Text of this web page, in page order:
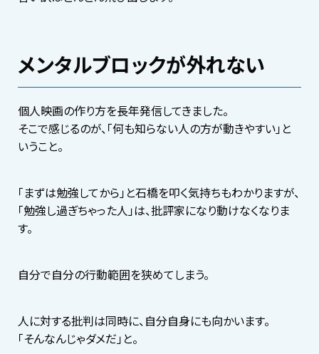
メンタルブロックが外れない
個人映画の作り方を長年発信してきました。
そこで感じるのが、「何も知らない人の方が動きやすい」と
いうこと。
「まずは勉強してから」と石橋を叩く気持ちもわかりますが、
「勉強し過ぎちゃった人」は、批評家になり動けなくなりま
す。
自分で自分の行動範囲を狭めてしまう。
人に対する批判は同時に、自分自身にも向かいます。
「そんなんじゃダメだ」と。